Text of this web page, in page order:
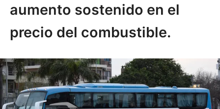
aumento sostenido en el
precio del combustible.